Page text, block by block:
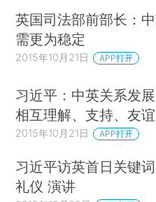
英国司法部前部长：
需更为稳定
2015年10月21日 APP打开
习近平：中英关系发
相互理解、支持、友谊
2015年10月21日 APP打开
习近平访英首日关键
礼仪 演讲